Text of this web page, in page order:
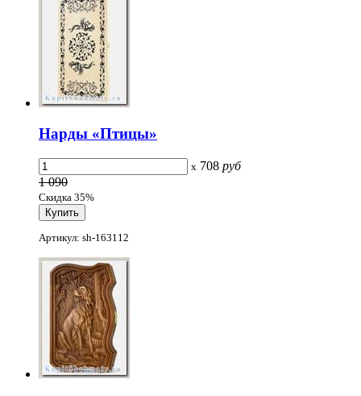
Нарды «Птицы»
x 708 руб
1 090
Скидка 35%
Артикул: sh-163112